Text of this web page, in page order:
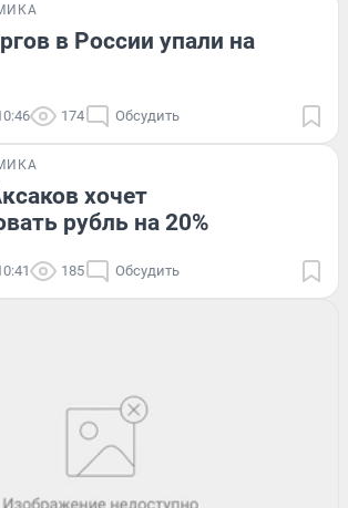
в России упали на
174 Обсудить
хочет
рубль на 20%
185 Обсудить